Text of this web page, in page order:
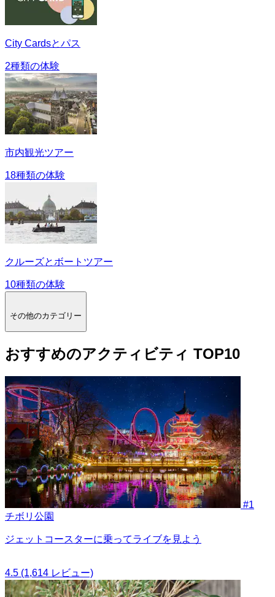
City Cardsとパス
2種類の体験
市内観光ツアー
18種類の体験
クルーズとボートツアー
10種類の体験
その他のカテゴリー
おすすめのアクティビティ TOP10
#1
チボリ公園
ジェットコースターに乗ってライブを見よう
4.5 (1,614 レビュー)